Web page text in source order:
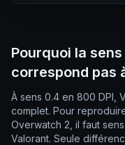
Pourquoi la
correspond pas
À sens 0.4 en 800 DPI,
complet. Pour
Overwatch 2, il faut
Valorant. Seule